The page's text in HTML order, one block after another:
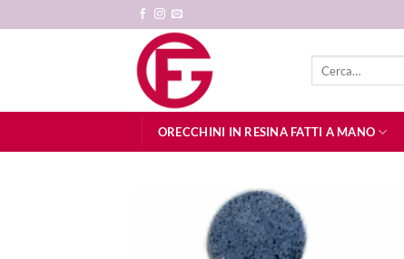
ai
ORECCHINI IN RESINA FATTI A MANO